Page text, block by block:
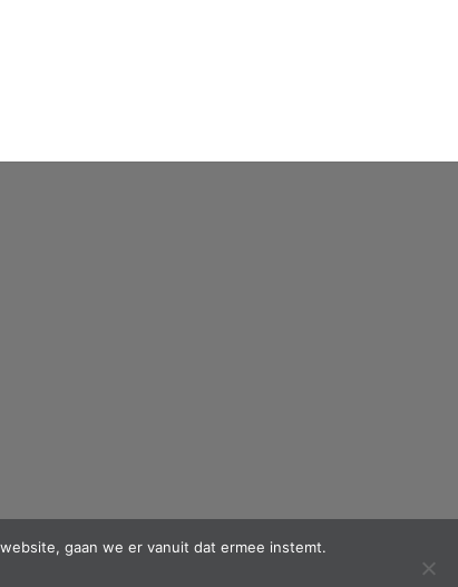
Maestro
gaan we er vanuit dat ermee instemt.